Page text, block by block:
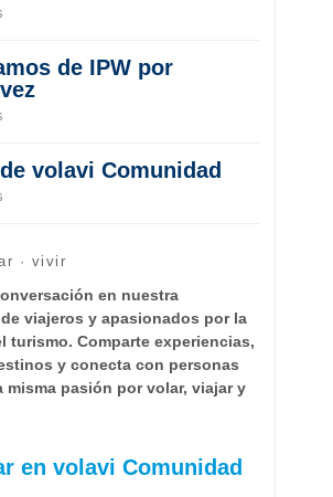
de IPW por
volavi Comunidad
· vivir
en nuestra
viajeros y apasionados por la
turismo. Comparte experiencias,
y conecta con personas
misma pasión por volar, viajar y
en volavi Comunidad